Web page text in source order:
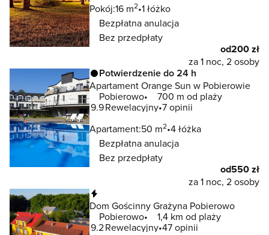
Pokój:16 m2 1 łóżko
Bezpłatna anulacja
Bez przedpłaty
od200 zł
za 1 noc, 2 osoby
Potwierdzenie do 24 h
Apartament Orange Sun w Pobierowie
Pobierowo
700 m od plaży
9.9Rewelacyjny 7 opinii
Apartament:50 m2 4 łóżka
Bezpłatna anulacja
Bez przedpłaty
od550 zł
za 1 noc, 2 osoby
Dom Gościnny Grażyna Pobierowo
Pobierowo
1,4 km od plaży
9.2Rewelacyjny 47 opinii